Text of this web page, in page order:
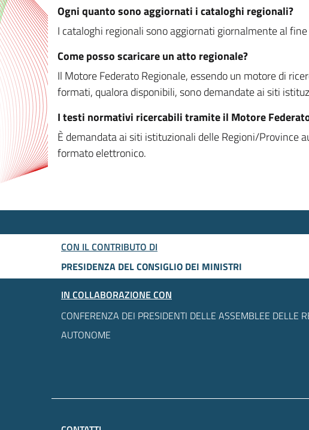
Ogni quanto sono aggiornati i cataloghi regionali?
I cataloghi regionali sono aggiornati giornalmente al
Come posso scaricare un atto regionale?
Il Motore Federato Regionale, essendo un motore di
formati, qualora disponibili, sono demandate ai siti
I testi normativi ricercabili tramite il Motore
È demandata ai siti istituzionali delle Regioni/Province
formato elettronico.
CON IL CONTRIBUTO DI
PRESIDENZA DEL CONSIGLIO DEI MINISTRI
IN COLLABORAZIONE CON
CONFERENZA DEI PRESIDENTI DELLE ASSEMBLEE DELLE
AUTONOME